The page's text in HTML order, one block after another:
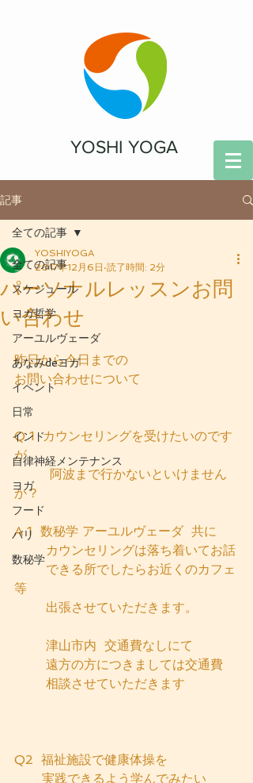
YOSHI YOGA
記事
全ての記事
スケジュール
ヨガ哲学
アーユルヴェーダ
あなみdeヨガ
イベント
日常
インド
自律神経メンテナンス
ヨガ
フード
バリ
数秘学
全ての記事
パーソナルレッスンお問
い合わせ
YOSHIYOGA
2017年12月6日 読了時間: 2分
昨日から今日までの
お問い合わせについて
Q 1  カウンセリングを受けたいのです
が
阿波まで行かないといけません
か？
A 1  数秘学 アーユルヴェーダ  共に
カウンセリングは落ち着いてお話
できる所でしたらお近くのカフェ
等
出張させていただきます。
津山市内  交通費なしにて
遠方の方につきましては交通費
相談させていただきます
Q2  福祉施設で健康体操を
実践できるよう学んでみたい